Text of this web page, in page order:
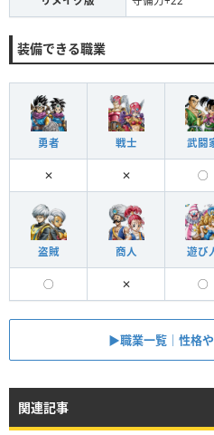
装備できる職業
勇者 戦士 武闘
✕ ✕ ◯
盗賊 商人 遊び
◯ ✕ ◯
▶︎職業一覧｜性格
関連記事